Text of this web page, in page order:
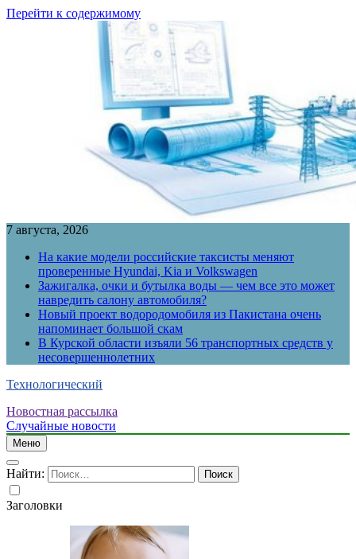
Перейти к содержимому
7 августа, 2026
На какие модели российские таксисты меняют
проверенные Hyundai, Kia и Volkswagen
Зажигалка, очки и бутылка воды — чем все это может
навредить салону автомобиля?
Новый проект водородомобиля из Пакистана очень
напоминает большой скам
В Курской области изъяли 56 транспортных средств у
несовершеннолетних
Технологический
Новостная рассылка
Случайные новости
Меню
Найти:
Заголовки